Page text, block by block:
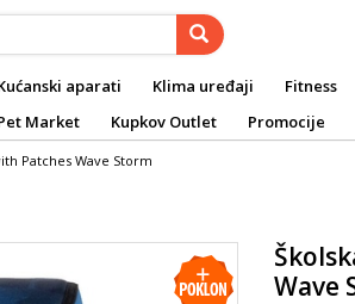
aparati Klima uređaji Fitness
Market Kupkov Outlet Promocije
Patches Wave Storm
Wave